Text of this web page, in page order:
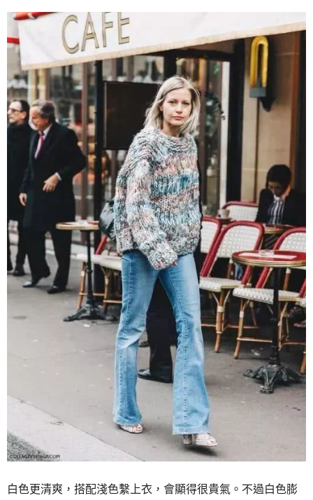
白色更清爽，搭配淺色繫上衣，會顯得很貴氣。不過白色膨